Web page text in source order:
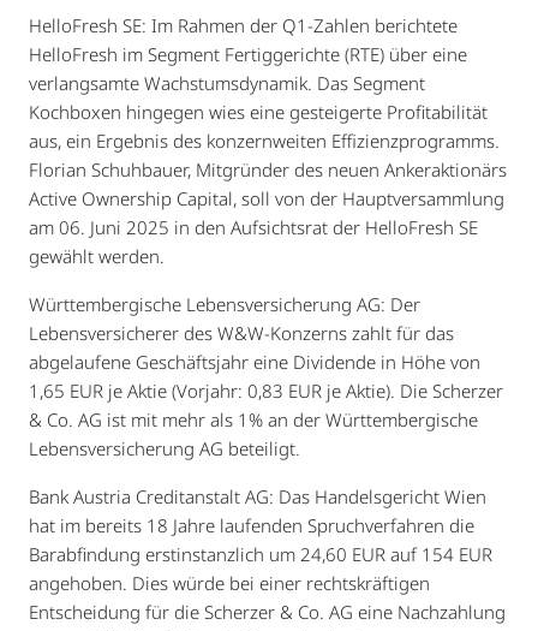
HelloFresh SE: Im Rahmen der Q1-Zahlen berichtete
HelloFresh im Segment Fertiggerichte (RTE) über eine
verlangsamte Wachstumsdynamik. Das Segment
Kochboxen hingegen wies eine gesteigerte Profitabilität
aus, ein Ergebnis des konzernweiten Effizienzprogramms.
Florian Schuhbauer, Mitgründer des neuen Ankeraktionärs
Active Ownership Capital, soll von der Hauptversammlung
am 06. Juni 2025 in den Aufsichtsrat der HelloFresh SE
gewählt werden.
Württembergische Lebensversicherung AG: Der
Lebensversicherer des W&W-Konzerns zahlt für das
abgelaufene Geschäftsjahr eine Dividende in Höhe von
1,65 EUR je Aktie (Vorjahr: 0,83 EUR je Aktie). Die Scherzer
& Co. AG ist mit mehr als 1% an der Württembergische
Lebensversicherung AG beteiligt.
Bank Austria Creditanstalt AG: Das Handelsgericht Wien
hat im bereits 18 Jahre laufenden Spruchverfahren die
Barabfindung erstinstanzlich um 24,60 EUR auf 154 EUR
angehoben. Dies würde bei einer rechtskräftigen
Entscheidung für die Scherzer & Co. AG eine Nachzahlung